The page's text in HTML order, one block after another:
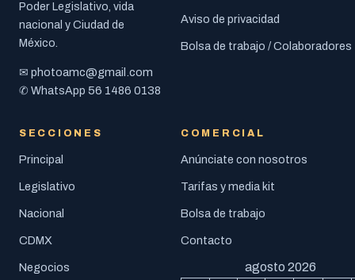
Poder Legislativo, vida
nacional y Ciudad de
México.
✉ photoamc@gmail.com
✆ WhatsApp 56 1486 0138
Aviso de privacidad
Bolsa de trabajo / Colaboradores
SECCIONES
Principal
Legislativo
Nacional
CDMX
Negocios
COMERCIAL
Anúnciate con nosotros
Tarifas y media kit
Bolsa de trabajo
Contacto
agosto 2026